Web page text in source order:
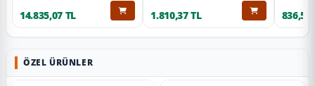
14.835,07 TL 1.810,37 TL 836,51
ÖZEL ÜRÜNLER